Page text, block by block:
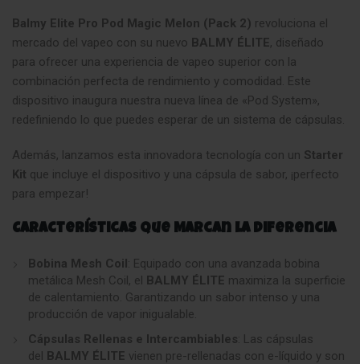
Balmy Elite Pro Pod Magic Melon (Pack 2) revoluciona el
mercado del vapeo con su nuevo BALMY ÉLITE, diseñado
para ofrecer una experiencia de vapeo superior con la
combinación perfecta de rendimiento y comodidad. Este
dispositivo inaugura nuestra nueva línea de «Pod System»,
redefiniendo lo que puedes esperar de un sistema de cápsulas.
Además, lanzamos esta innovadora tecnología con un Starter
Kit que incluye el dispositivo y una cápsula de sabor, ¡perfecto
para empezar!
Características que Marcan la Diferencia
Bobina Mesh Coil: Equipado con una avanzada bobina
metálica Mesh Coil, el BALMY ÉLITE maximiza la superficie
de calentamiento. Garantizando un sabor intenso y una
producción de vapor inigualable.
Cápsulas Rellenas e Intercambiables: Las cápsulas
del BALMY ÉLITE vienen pre-rellenadas con e-líquido y son